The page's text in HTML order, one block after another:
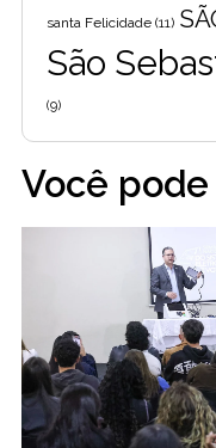
santa Felicidade (11)
São
(9)
Você